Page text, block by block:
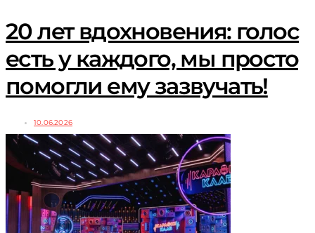
20 лет вдохновения: голос
есть у каждого, мы просто
помогли ему зазвучать!
10.06.2026